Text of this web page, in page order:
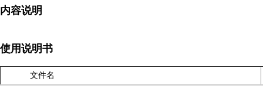
内容说明
使用说明书
文件名